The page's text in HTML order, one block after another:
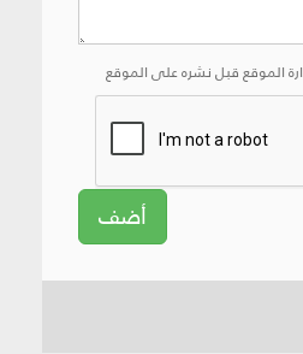
الموقع قبل نشره على الموقع
أضف